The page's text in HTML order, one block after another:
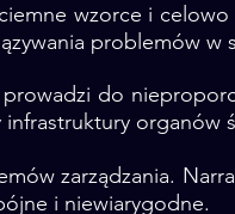
wzorce i celowo
problemów w
do
organów
zarządzania.
i niewiarygodne.